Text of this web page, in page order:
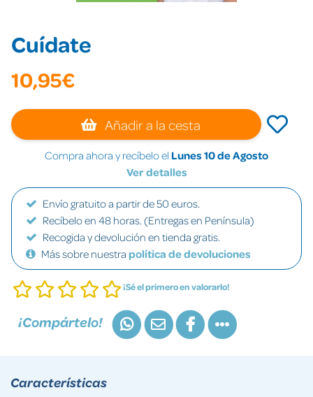
Cuídate
10,95€
Añadir a la cesta
Compra ahora y recíbelo el Lunes 10 de Agosto
Ver detalles
Envío gratuito a partir de 50 euros.
Recíbelo en 48 horas. (Entregas en Península)
Recogida y devolución en tienda gratis.
Más sobre nuestra política de devoluciones
¡Sé el primero en valorarlo!
¡Compártelo!
Características